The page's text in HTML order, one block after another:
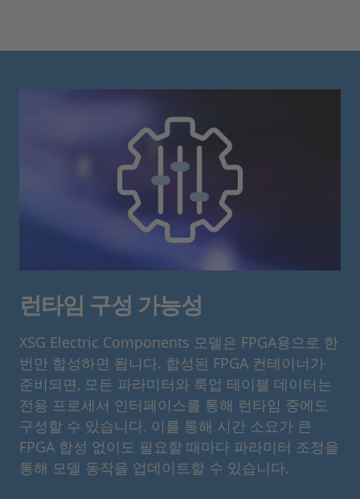
런타임 구성 가능성
XSG Electric Components 모델은 FPGA용으로 한
번만 합성하면 됩니다. 합성된 FPGA 컨테이너가
준비되면, 모든 파라미터와 룩업 테이블 데이터는
전용 프로세서 인터페이스를 통해 런타임 중에도
구성할 수 있습니다. 이를 통해 시간 소요가 큰
FPGA 합성 없이도 필요할 때마다 파라미터 조정을
통해 모델 동작을 업데이트할 수 있습니다.